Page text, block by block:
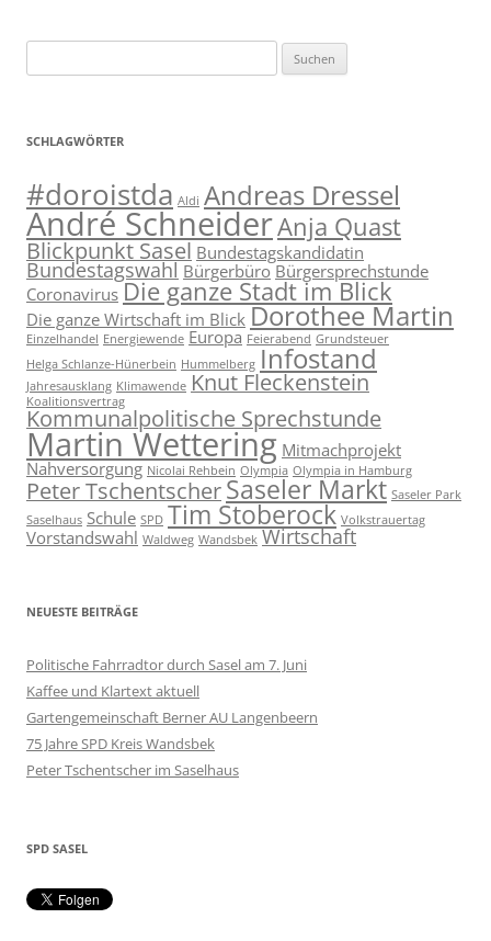
nach:
SCHLAGWÖRTER
#doroistda Aldi Andreas Dressel
André SchneiderAnja Quast
Blickpunkt Sasel Bundestagskandidatin
Bundestagswahl Bürgerbüro Bürgersprechstunde
Coronavirus Die ganze Stadt im Blick
Die ganze Wirtschaft im Blick Dorothee Martin
Einzelhandel Energiewende Europa Feierabend Grundsteuer
Helga Schlanze-Hünerbein Hummelberg Infostand
Jahresausklang Klimawende Knut Fleckenstein
Koalitionsvertrag
Kommunalpolitische Sprechstunde
Martin Wettering Mitmachprojekt
Nahversorgung Nicolai Rehbein Olympia Olympia in Hamburg
Peter TschentscherSaseler Markt Saseler Park
Saselhaus Schule SPD Tim Stoberock Volkstrauertag
Vorstandswahl Waldweg Wandsbek Wirtschaft
NEUESTE BEITRÄGE
Politische Fahrradtor durch Sasel am 7. Juni
Kaffee und Klartext aktuell
Gartengemeinschaft Berner AU Langenbeern
75 Jahre SPD Kreis Wandsbek
Peter Tschentscher im Saselhaus
SPD SASEL